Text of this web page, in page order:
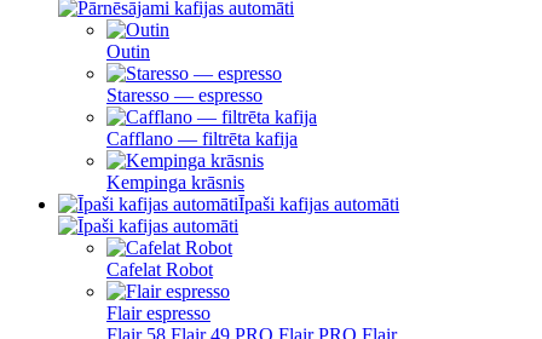
Outin
Staresso — espresso
Cafflano — filtrēta kafija
Kempinga krāsnis
Īpaši kafijas automāti
Cafelat Robot
Flair espresso
Flair 58 Flair 49 PRO Flair PRO Flair